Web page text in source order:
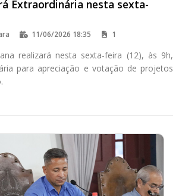
Extraordinária nesta sexta-
11/06/2026 18:35 1
realizará nesta sexta-feira (12), às 9h,
para apreciação e votação de projetos